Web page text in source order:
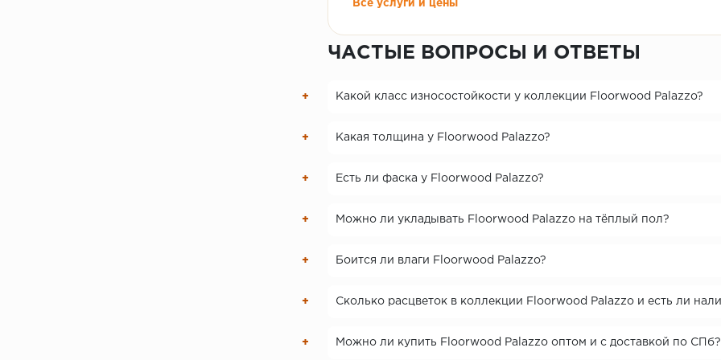
Все услуги и цены
ЧАСТЫЕ ВОПРОСЫ И ОТВЕТЫ
Какой класс износостойкости у коллекции Floorwood Palazzo?
Какая толщина у Floorwood Palazzo?
Есть ли фаска у Floorwood Palazzo?
Можно ли укладывать Floorwood Palazzo на тёплый пол?
Боится ли влаги Floorwood Palazzo?
Сколько расцветок в коллекции Floorwood Palazzo и есть ли
Можно ли купить Floorwood Palazzo оптом и с доставкой по СПб?